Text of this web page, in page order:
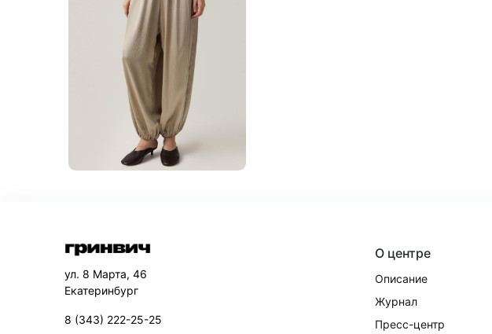
ул. 8 Марта, 46
Екатеринбург
8 (343) 222-25-25
О центре
Описание
Журнал
Пресс-центр